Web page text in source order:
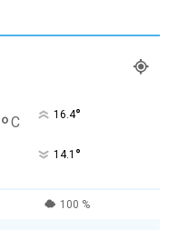
°C 16.4°
14.1 °
100 %